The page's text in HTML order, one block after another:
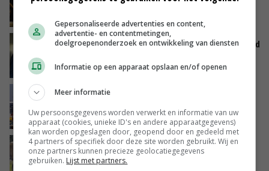
voorbeeld kan dienen voor sector’
Jan Vernooij stopt bij Vee&Logistiek Nederland
VANDAAG, 06:00
China scherpt importeisen voor pootgoed aan
vanwege zebrachipbacterie
GISTEREN, 16:25
BBB vraagt minister om langer mest uit te
rijden
Gepersonaliseerde advertenties en content,
advertentie- en contentmetingen,
doelgroepenonderzoek en ontwikkeling van diensten
Informatie op een apparaat opslaan en/of openen
Meer informatie
Uw persoonsgegevens worden verwerkt en informatie van uw
apparaat (cookies, unieke ID's en andere apparaatgegevens)
kan worden opgeslagen door, geopend door en gedeeld met
4 partners of specifiek door deze site worden gebruikt. Wij en
onze partners kunnen precieze geolocatiegegevens
gebruiken. Lijst met partners.